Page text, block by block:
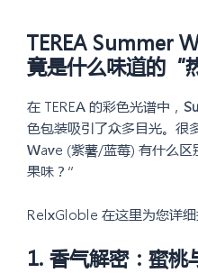
盒
装
数
量
TEREA Summer
竟是什么味道的“
在 TEREA 的彩色光谱中，
色包装吸引了众多目光。
Wave (紫薯/蓝莓) 有什么
果味？”
RelxGloble 在这里为您详细
1. 香气解密：蜜桃